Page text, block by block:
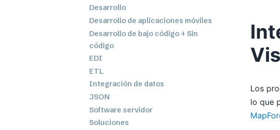
Desarrollo
Desarrollo de aplicaciones móviles
Desarrollo de bajo código + Sin
código
EDI
ETL
Integración de datos
JSON
Software servidor
Soluciones
Los
lo que